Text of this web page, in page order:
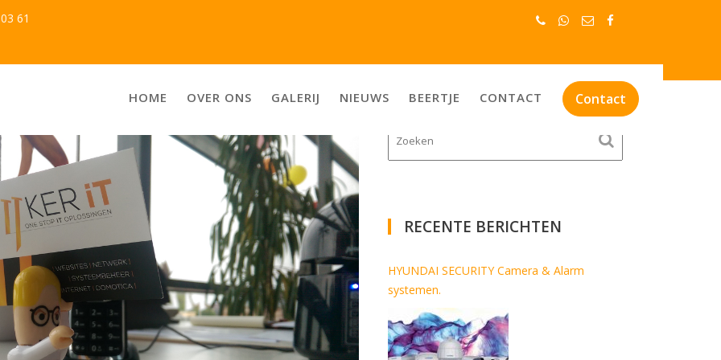
61
Contact
HOME OVER ONS GALERIJ NIEUWS BEERTJE CONTACT
Systeembeheer bureauDRP
RECENTE BERICHTEN
HYUNDAI SECURITY Camera & Alarm
systemen.